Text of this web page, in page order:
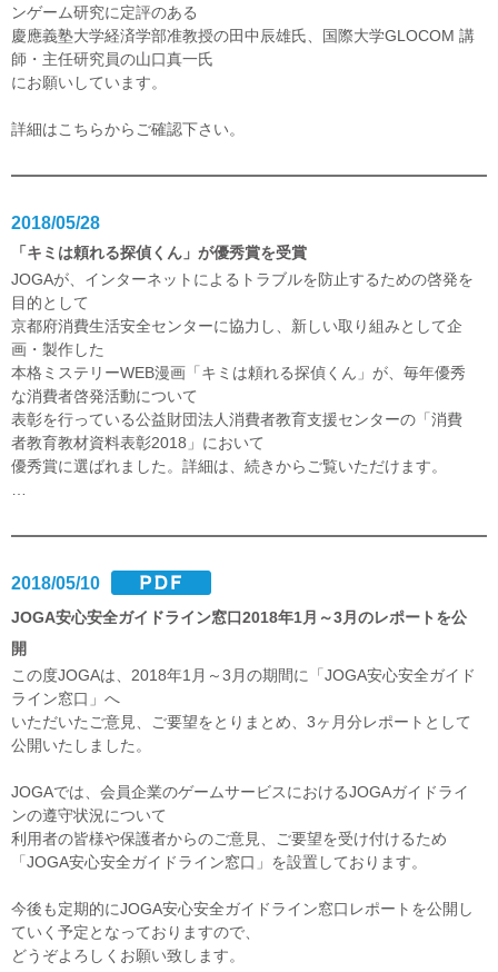
ンゲーム研究に定評のある
慶應義塾大学経済学部准教授の田中辰雄氏、国際大学GLOCOM 講
師・主任研究員の山口真一氏
にお願いしています。
詳細はこちらからご確認下さい。
2018/05/28
「キミは頼れる探偵くん」が優秀賞を受賞
JOGAが、インターネットによるトラブルを防止するための啓発を
目的として
京都府消費生活安全センターに協力し、新しい取り組みとして企
画・製作した
本格ミステリーWEB漫画「キミは頼れる探偵くん」が、毎年優秀
な消費者啓発活動について
表彰を行っている公益財団法人消費者教育支援センターの「消費
者教育教材資料表彰2018」において
優秀賞に選ばれました。詳細は、続きからご覧いただけます。
2018/05/10
JOGA安心安全ガイドライン窓口2018年1月～3月のレポートを公
開
この度JOGAは、2018年1月～3月の期間に「JOGA安心安全ガイド
ライン窓口」へ
いただいたご意見、ご要望をとりまとめ、3ヶ月分レポートとして
公開いたしました。
JOGAでは、会員企業のゲームサービスにおけるJOGAガイドライ
ンの遵守状況について
利用者の皆様や保護者からのご意見、ご要望を受け付けるため
「JOGA安心安全ガイドライン窓口」を設置しております。
今後も定期的にJOGA安心安全ガイドライン窓口レポートを公開し
ていく予定となっておりますので、
どうぞよろしくお願い致します。